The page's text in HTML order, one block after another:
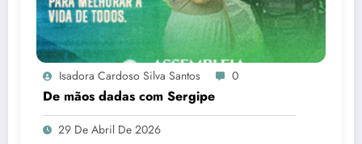
Isadora Cardoso Silva Santos 0
De mãos dadas com Sergipe
29 De Abril De 2026